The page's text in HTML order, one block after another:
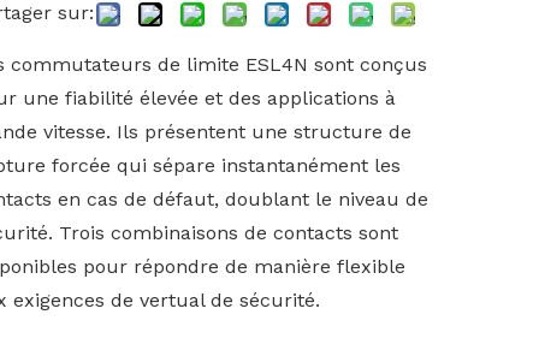
sur:
commutateurs de limite ESL4N sont conçus
une fiabilité élevée et des applications à
vitesse. Ils présentent une structure de
forcée qui sépare instantanément les
en cas de défaut, doublant le niveau de
Trois combinaisons de contacts sont
pour répondre de manière flexible
exigences de vertual de sécurité.